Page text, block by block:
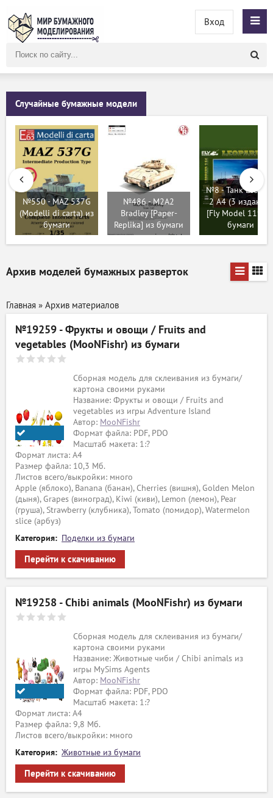
сайту
Вход
Случайные бумажные модели
№550 - MAZ 537G
(Modelli di carta) из
бумаги
№486 - M2A2
Bradley [Paper-
Replika] из бумаги
№8 - Танк
2 A4 (3 издание)
[Fly Model 119]
бумаги
Архив моделей бумажных разверток
Главная » Архив материалов
№19259 - Фрукты и овощи / Fruits and
vegetables (MooNFishr) из бумаги
MooNFishr
Сборная модель для склеивания из бумаги/
картона своими руками
Название: Фрукты и овощи / Fruits and
vegetables из игры Adventure Island
Автор: MooNFishr
Формат файла: PDF, PDO
Масштаб макета: 1:?
Формат листа: А4
Размер файла: 10,3 Мб.
Листов всего/выкройки: много
Apple (яблоко), Banana (банан), Cherries (вишня), Golden Melon
(дыня), Grapes (виноград), Kiwi (киви), Lemon (лемон), Pear
(груша), Strawberry (клубника), Tomato (помидор), Watermelon
slice (арбуз)
Категория: Поделки из бумаги
Перейти к скачиванию
№19258 - Chibi animals (MooNFishr) из бумаги
MooNFishr
Сборная модель для склеивания из бумаги/
картона своими руками
Название: Животные чиби / Chibi animals из
игры MySims Agents
Автор: MooNFishr
Формат файла: PDF, PDO
Масштаб макета: 1:?
Формат листа: А4
Размер файла: 9,8 Мб.
Листов всего/выкройки: много
Категория: Животные из бумаги
Перейти к скачиванию